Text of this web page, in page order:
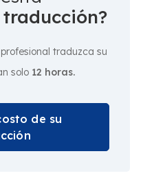
traduzca su
solo 12 horas.
de su